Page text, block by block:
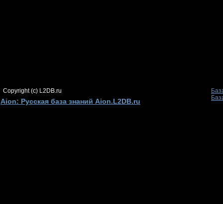
Copyright (c) L2DB.ru
Aion: Русская база знаний Aion.L2DB.ru